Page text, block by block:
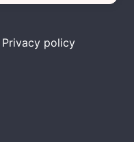
Privacy policy